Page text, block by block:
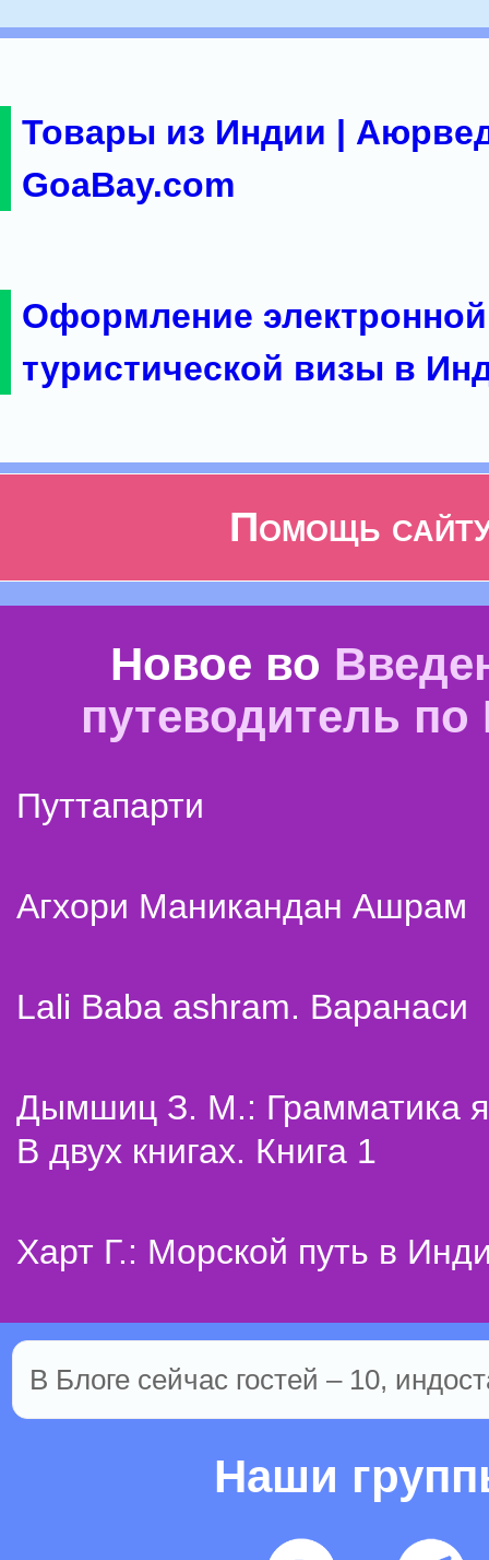
Товары из Индии |
GoaBay.com
Оформление электронной
туристической визы в
Помощь
Новое во
путеводитель
Путтапарти
Агхори Маникандан Ашрам
Lali Baba ashram. Варанаси
Дымшиц З. М.: Грамматика
В двух книгах. Книга 1
Харт Г.: Морской путь в
В Блоге сейчас гостей – 10,
Наши